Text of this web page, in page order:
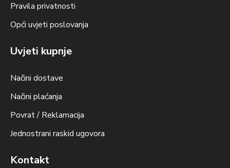
Pravila privatnosti
Opći uvjeti poslovanja
Uvjeti kupnje
Načini dostave
Načini plaćanja
Povrat / Reklamacija
Jednostrani raskid ugovora
Kontakt